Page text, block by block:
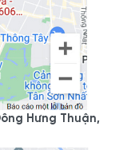
Hưng Thuận,